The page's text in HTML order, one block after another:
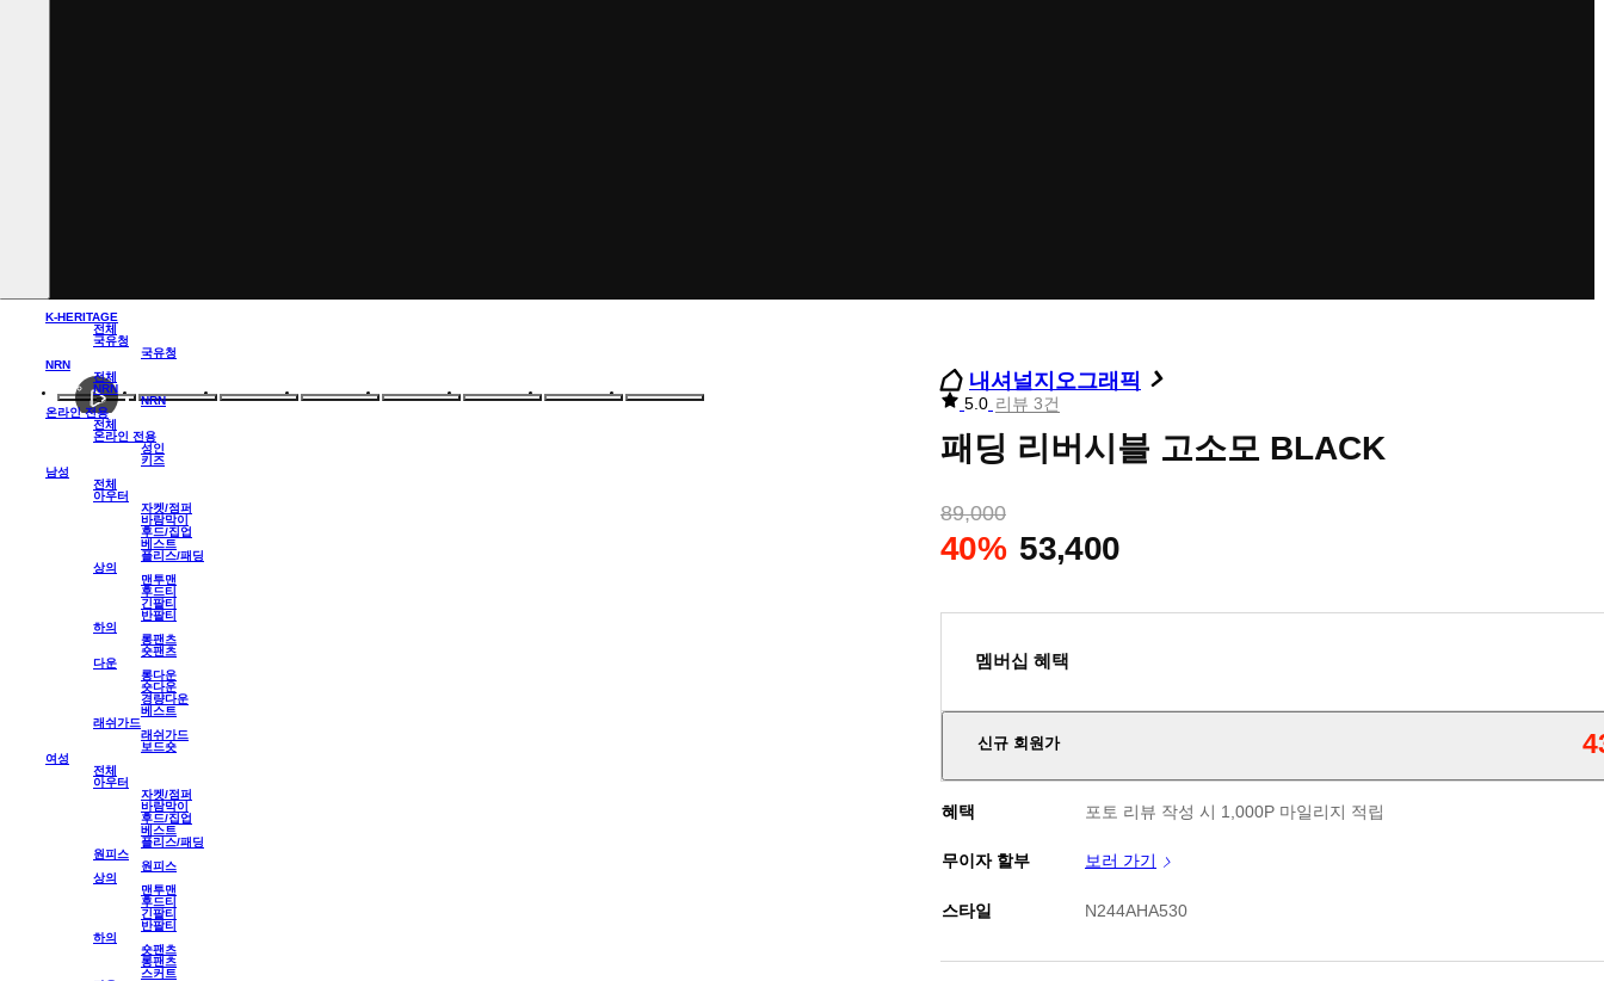
K-HERITAGE
전체
국유청
국유청
NRN
전체
NRN
NRN
온라인 전용
전체
온라인 전용
성인
키즈
남성
전체
아우터
자켓/점퍼
바람막이
후드/집업
베스트
플리스/패딩
상의
맨투맨
후드티
긴팔티
반팔티
하의
롱팬츠
숏팬츠
다운
롱다운
숏다운
경량다운
베스트
래쉬가드
래쉬가드
보드숏
여성
전체
아우터
자켓/점퍼
바람막이
후드/집업
베스트
플리스/패딩
원피스
원피스
상의
맨투맨
후드티
긴팔티
반팔티
하의
숏팬츠
롱팬츠
스커트
내셔널지오그래픽
리
별
점
5.0 리뷰 3건
패딩 리버시블 고소모 BLACK
89,000
40% 53,400
멤버십 혜택
신규 회원가
판매가
혜택 포토 리뷰 작성 시 1,000P 마일리지 적립
무이자 할부 보러 가기
스타일 N244AHA530